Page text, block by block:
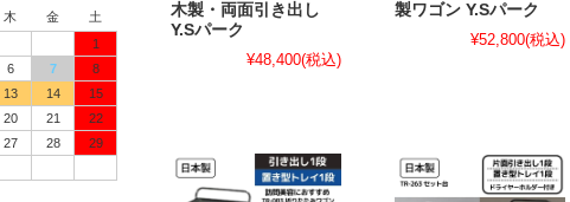
木製・両面引き出し
Y.Sパーク
¥48,400(税込)
製ワゴン Y.Sパーク
¥52,800(税込)
木 金
土
1
6 7
8
13 14
15
20 21
22
27 28
29